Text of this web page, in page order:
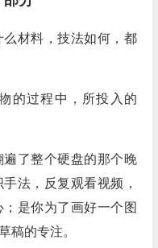
材料，技法如何，都
的过程中，所投入的
了整个硬盘的那个晚
法，反复观看视频，
是你为了画好一个图
稿的专注。